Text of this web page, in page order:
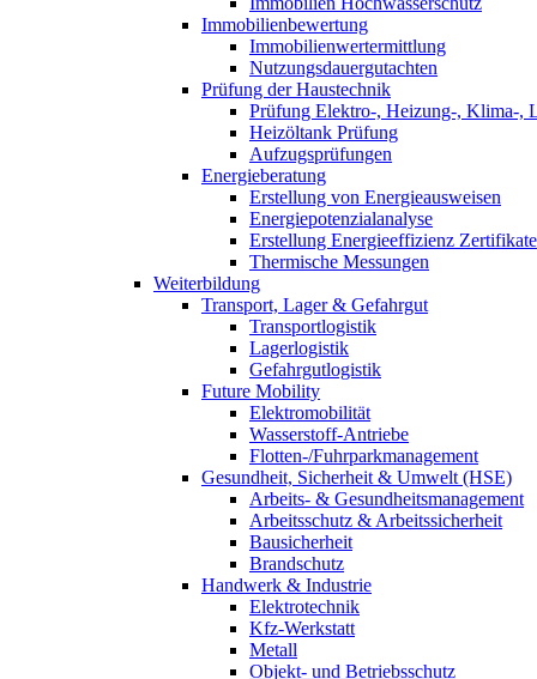
Immobilienbewertung
Immobilienwertermittlung
Nutzungsdauergutachten
Prüfung der Haustechnik
Prüfung Elektro-, Heizung-, Klima-,
Heizöltank Prüfung
Aufzugsprüfungen
Energieberatung
Erstellung von Energieausweisen
Energiepotenzialanalyse
Erstellung Energieeffizienz Zertifikate
Thermische Messungen
Weiterbildung
Transport, Lager & Gefahrgut
Transportlogistik
Lagerlogistik
Gefahrgutlogistik
Future Mobility
Elektromobilität
Wasserstoff-Antriebe
Flotten-/Fuhrparkmanagement
Gesundheit, Sicherheit & Umwelt (HSE)
Arbeits- & Gesundheitsmanagement
Arbeitsschutz & Arbeitssicherheit
Bausicherheit
Brandschutz
Handwerk & Industrie
Elektrotechnik
Kfz-Werkstatt
Metall
Objekt- und Betriebsschutz